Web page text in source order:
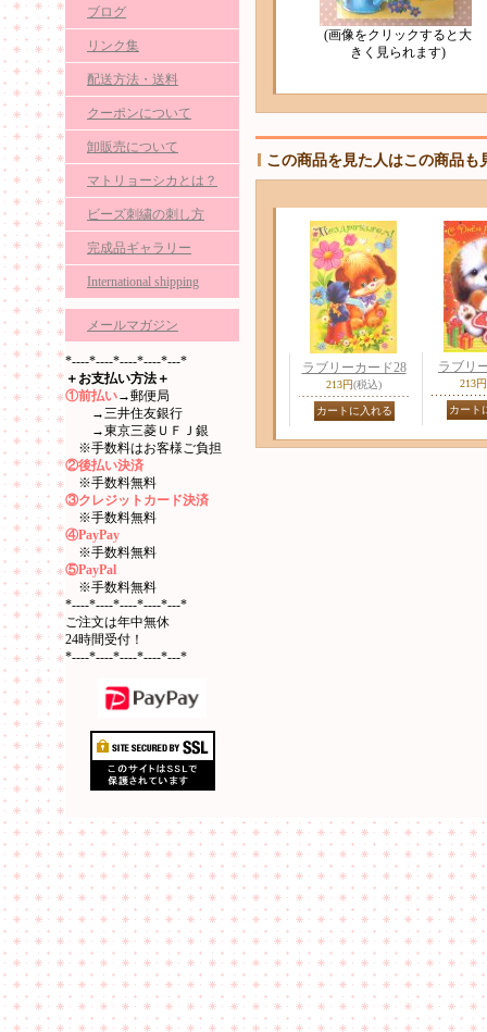
ブログ
リンク集
配送方法・送料
クーポンについて
卸販売について
マトリョーシカとは？
ビーズ刺繍の刺し方
完成品ギャラリー
International shipping
メールマガジン
*----*----*----*----*---*
＋お支払い方法＋
①前払い→郵便局
→三井住友銀行
→東京三菱ＵＦＪ銀
※手数料はお客様ご負担
②後払い決済
※手数料無料
③クレジットカード決済
※手数料無料
④PayPay
※手数料無料
⑤PayPal
※手数料無料
*----*----*----*----*---*
ご注文は年中無休
24時間受付！
*----*----*----*----*---*
(画像をクリックすると大
きく見られます)
この商品を見た人はこの商品も
ラブリーカード28
213円(税込)
ラブリ
213円